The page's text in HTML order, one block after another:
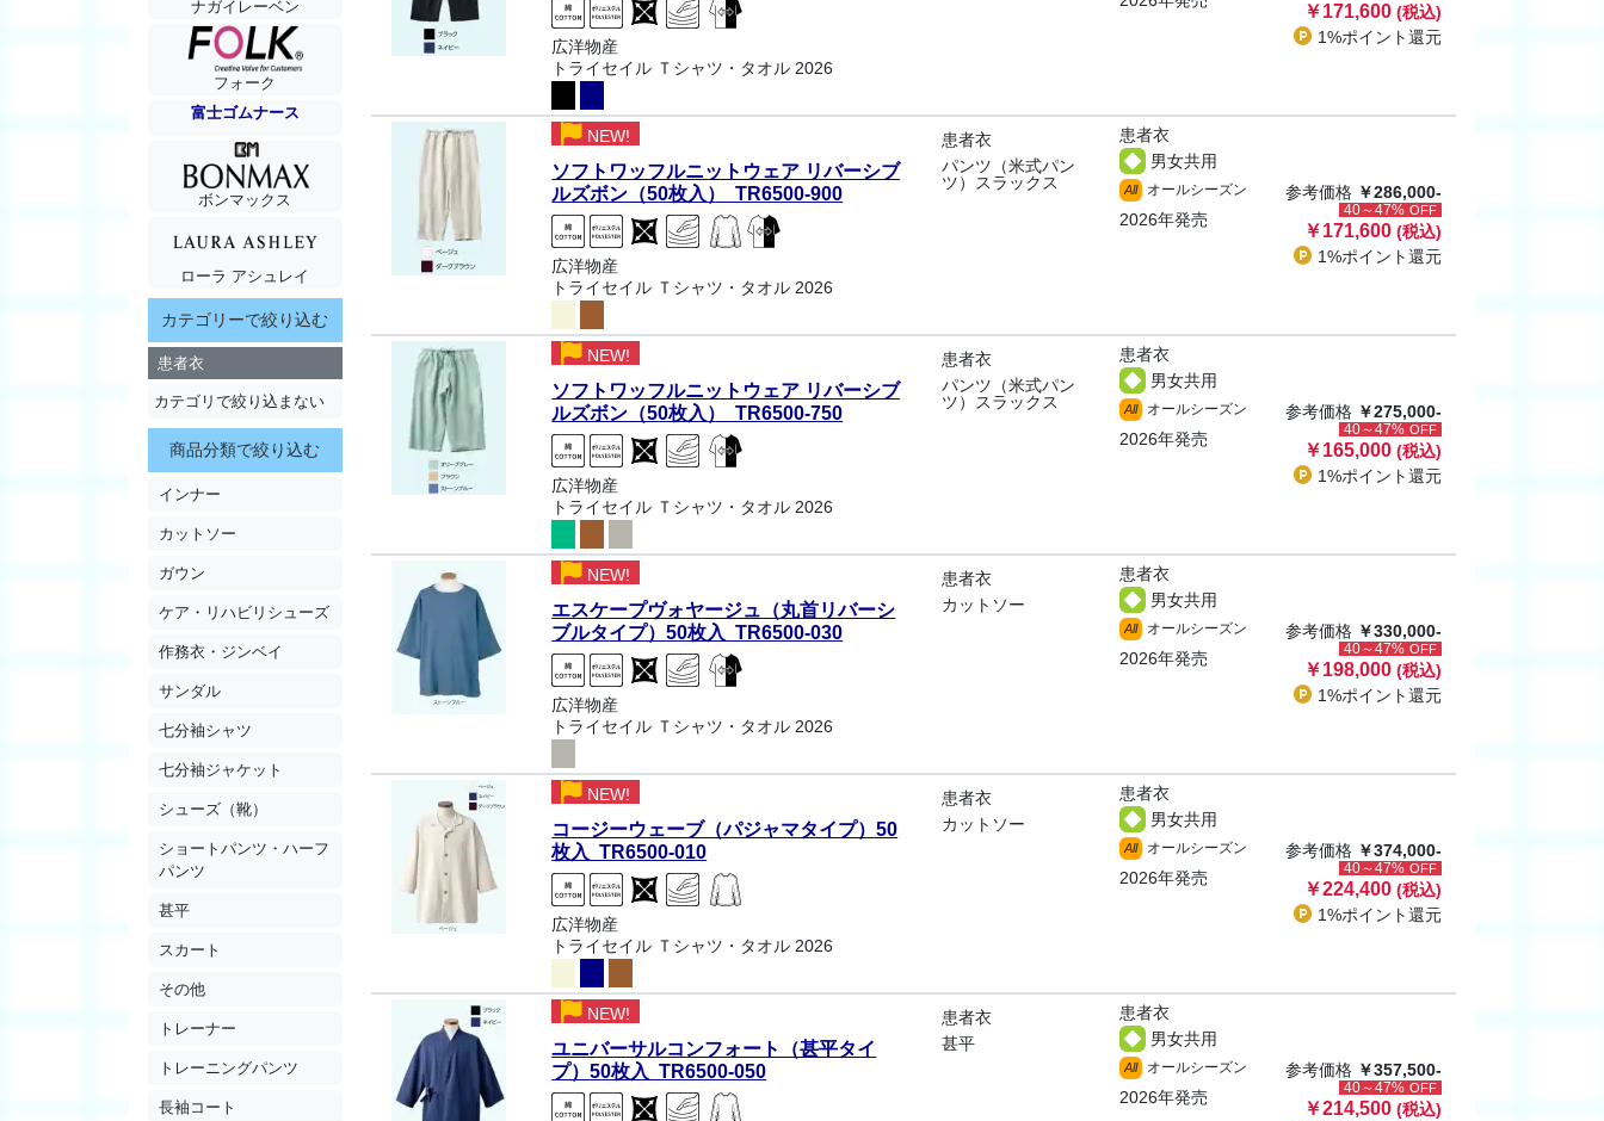
ナガイレーベン
フォーク
富士ゴムナース
ボンマックス
ローラ アシュレイ
カテゴリーで絞り込む
患者衣
カテゴリで絞り込まない
商品分類で絞り込む
インナー
カットソー
ガウン
ケア・リハビリシューズ
作務衣・ジンベイ
サンダル
七分袖シャツ
七分袖ジャケット
シューズ（靴）
ショートパンツ・ハーフ
パンツ
甚平
スカート
その他
トレーナー
トレーニングパンツ
長袖コート
広洋物産
トライセイル Ｔシャツ・タオル 2026
￥171,600 (税込)
1%ポイント還元
NEW!
ソフトワッフルニットウェア リバーシブ
ルズボン（50枚入） TR6500-900
広洋物産
トライセイル Ｔシャツ・タオル 2026
患者衣
パンツ（米式パン
ツ）スラックス
患者衣
男女共用
All オールシーズン
2026年発売
参考価格 ￥286,000-
40～47% OFF
￥171,600 (税込)
1%ポイント還元
NEW!
ソフトワッフルニットウェア リバーシブ
ルズボン（50枚入） TR6500-750
広洋物産
トライセイル Ｔシャツ・タオル 2026
患者衣
パンツ（米式パン
ツ）スラックス
患者衣
男女共用
All オールシーズン
2026年発売
参考価格 ￥275,000-
40～47% OFF
￥165,000 (税込)
1%ポイント還元
NEW!
エスケープヴォヤージュ（丸首リバーシ
ブルタイプ）50枚入 TR6500-030
広洋物産
トライセイル Ｔシャツ・タオル 2026
患者衣
カットソー
患者衣
男女共用
All オールシーズン
2026年発売
参考価格 ￥330,000-
40～47% OFF
￥198,000 (税込)
1%ポイント還元
NEW!
コージーウェーブ（パジャマタイプ）50
枚入 TR6500-010
広洋物産
トライセイル Ｔシャツ・タオル 2026
患者衣
カットソー
患者衣
男女共用
All オールシーズン
2026年発売
参考価格 ￥374,000-
40～47% OFF
￥224,400 (税込)
1%ポイント還元
NEW!
ユニバーサルコンフォート（甚平タイ
プ）50枚入 TR6500-050
患者衣
甚平
患者衣
男女共用
All オールシーズン
2026年発売
参考価格 ￥357,500-
40～47% OFF
￥214,500 (税込)